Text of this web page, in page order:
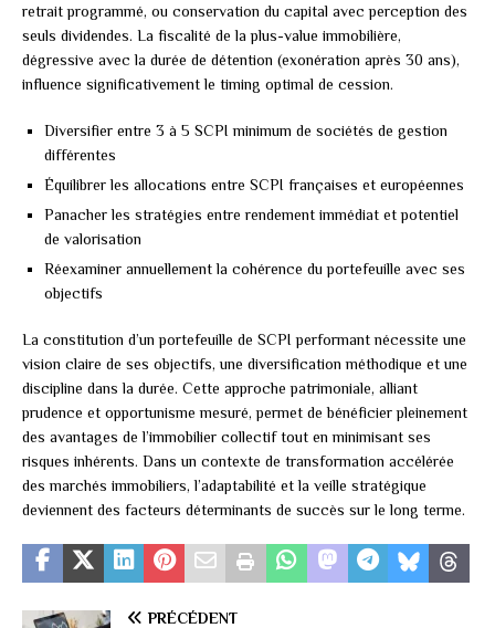
retrait programmé, ou conservation du capital avec perception des
seuls dividendes. La fiscalité de la plus-value immobilière,
dégressive avec la durée de détention (exonération après 30 ans),
influence significativement le timing optimal de cession.
Diversifier entre 3 à 5 SCPI minimum de sociétés de gestion
différentes
Équilibrer les allocations entre SCPI françaises et européennes
Panacher les stratégies entre rendement immédiat et potentiel
de valorisation
Réexaminer annuellement la cohérence du portefeuille avec ses
objectifs
La constitution d’un portefeuille de SCPI performant nécessite une
vision claire de ses objectifs, une diversification méthodique et une
discipline dans la durée. Cette approche patrimoniale, alliant
prudence et opportunisme mesuré, permet de bénéficier pleinement
des avantages de l’immobilier collectif tout en minimisant ses
risques inhérents. Dans un contexte de transformation accélérée
des marchés immobiliers, l’adaptabilité et la veille stratégique
deviennent des facteurs déterminants de succès sur le long terme.
PRÉCÉDENT